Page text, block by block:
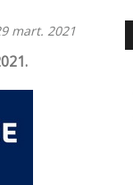
mart. 2021